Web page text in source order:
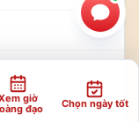
giờ
đạo
Chọn ngày tốt